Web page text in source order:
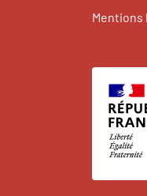
Mentions